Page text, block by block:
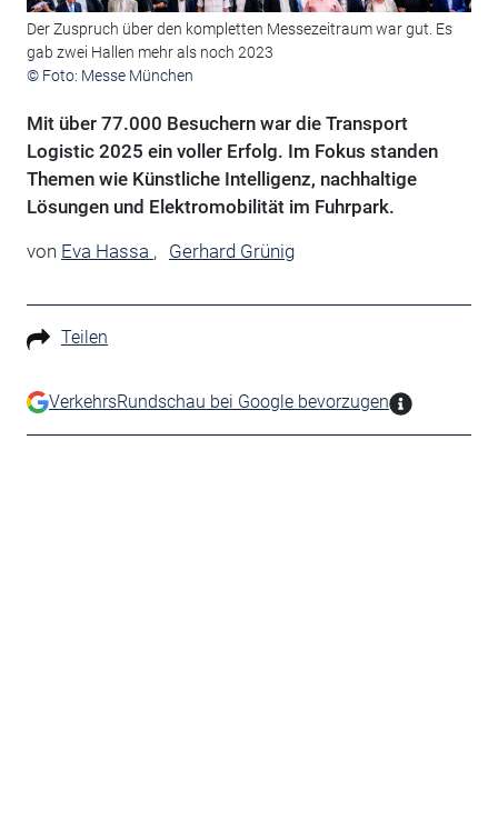
Der Zuspruch über den kompletten Messezeitraum war gut. Es
gab zwei Hallen mehr als noch 2023
© Foto: Messe München
Mit über 77.000 Besuchern war die Transport
Logistic 2025 ein voller Erfolg. Im Fokus standen
Themen wie Künstliche Intelligenz, nachhaltige
Lösungen und Elektromobilität im Fuhrpark.
von Eva Hassa , Gerhard Grünig
Teilen
VerkehrsRundschau bei Google bevorzugen